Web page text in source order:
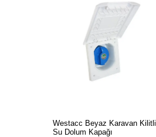
Westacc Beyaz Karavan Kilitli
Su Dolum Kapağı